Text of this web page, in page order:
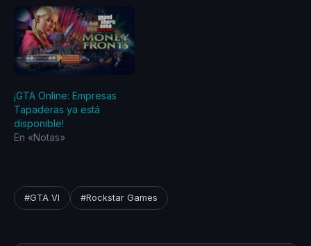
¡GTA Online: Empresas
Tapaderas ya está
disponible!
En «Notas»
#GTA VI #Rockstar Games